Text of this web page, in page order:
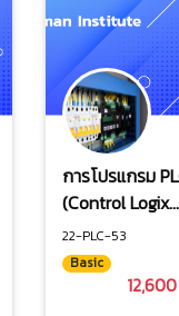
การโปรแกรม
(Control Logix
5000) & Rs
Logix 5000 ระ
22-PLC-53
Basic